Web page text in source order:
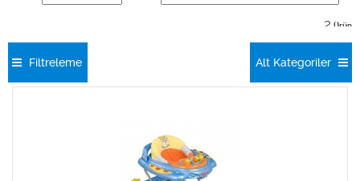
2 Ürün
Filtreleme Alt Kategoriler